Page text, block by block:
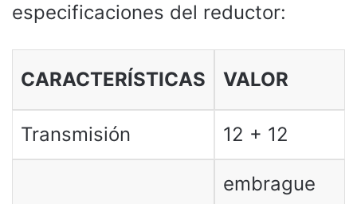
especificaciones del reductor:
CARACTERÍSTICAS VALOR
Transmisión 12 + 12
embrague